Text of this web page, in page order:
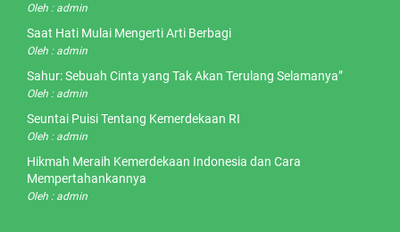
Oleh : admin
Saat Hati Mulai Mengerti Arti Berbagi
Oleh : admin
Sahur: Sebuah Cinta yang Tak Akan Terulang Selamanya”
Oleh : admin
Seuntai Puisi Tentang Kemerdekaan RI
Oleh : admin
Hikmah Meraih Kemerdekaan Indonesia dan Cara
Mempertahankannya
Oleh : admin